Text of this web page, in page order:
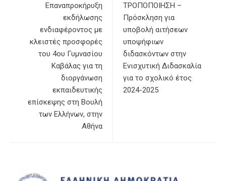
Επαναπροκήρυξη
εκδήλωσης
ενδιαφέροντος με
κλειστές προσφορές
του 4ου Γυμνασίου
Καβάλας για τη
διοργάνωση
εκπαιδευτικής
επίσκεψης στη Βουλή
των Ελλήνων, στην
Αθήνα
ΤΡΟΠΟΠΟΙΗΣΗ –
Πρόσκληση για
υποβολή αιτήσεων
υποψήφιων
διδασκόντων στην
Ενισχυτική Διδασκαλία
για το σχολικό έτος
2024-2025